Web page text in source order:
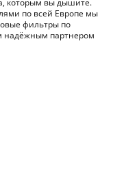
по всей Европе мы
фильтры по
надёжным партнером